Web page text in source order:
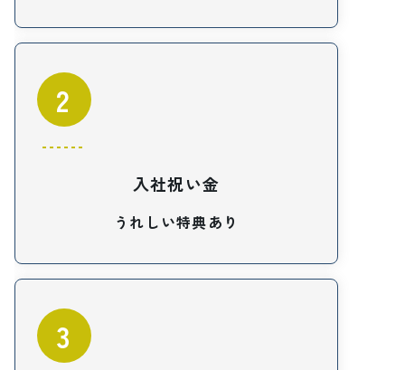
2
入社祝い金
うれしい特典あり
3